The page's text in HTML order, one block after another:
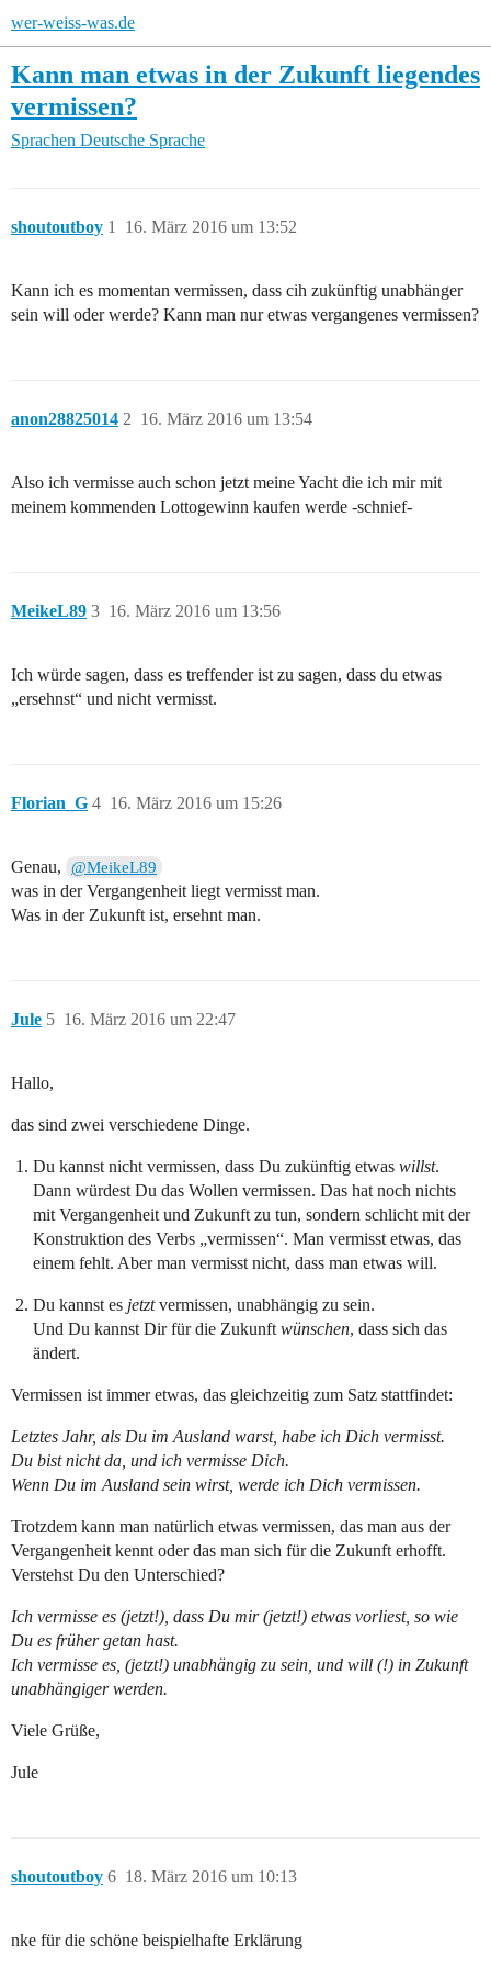
wer-weiss-was.de
Kann man etwas in der Zukunft liegendes
vermissen?
Sprachen Deutsche Sprache
shoutoutboy 16. März 2016 um 13:52
1
Kann ich es momentan vermissen, dass cih zukünftig unabhänger
sein will oder werde? Kann man nur etwas vergangenes vermissen?
anon28825014 16. März 2016 um 13:54
2
Also ich vermisse auch schon jetzt meine Yacht die ich mir mit
meinem kommenden Lottogewinn kaufen werde -schnief-
MeikeL89 16. März 2016 um 13:56
3
Ich würde sagen, dass es treffender ist zu sagen, dass du etwas
„ersehnst“ und nicht vermisst.
Florian_G 16. März 2016 um 15:26
4
Genau, @MeikeL89
was in der Vergangenheit liegt vermisst man.
Was in der Zukunft ist, ersehnt man.
Jule 16. März 2016 um 22:47
5
Hallo,
das sind zwei verschiedene Dinge.
Du kannst nicht vermissen, dass Du zukünftig etwas willst.
Dann würdest Du das Wollen vermissen. Das hat noch nichts
mit Vergangenheit und Zukunft zu tun, sondern schlicht mit der
Konstruktion des Verbs „vermissen“. Man vermisst etwas, das
einem fehlt. Aber man vermisst nicht, dass man etwas will.
Du kannst es jetztvermissen, unabhängig zu sein.
Und Du kannst Dir für die Zukunft wünschen, dass sich das
ändert.
Vermissen ist immer etwas, das gleichzeitig zum Satz stattfindet:
Letztes Jahr, als Du im Ausland warst, habe ich Dich vermisst.
Du bist nicht da, und ich vermisse Dich.
Wenn Du im Ausland sein wirst, werde ich Dich vermissen.
Trotzdem kann man natürlich etwas vermissen, das man aus der
Vergangenheit kennt oder das man sich für die Zukunft erhofft.
Verstehst Du den Unterschied?
Ich vermisse es (jetzt!), dass Du mir (jetzt!) etwas vorliest, so wie
Du es früher getan hast.
Ich vermisse es, (jetzt!) unabhängig zu sein, und will (!) in Zukunft
unabhängiger werden.
Viele Grüße,
Jule
shoutoutboy 18. März 2016 um 10:13
6
nke für die schöne beispielhafte Erklärung